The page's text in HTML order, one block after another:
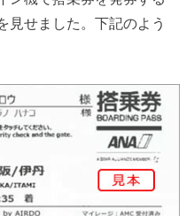
見せました。下記のよう